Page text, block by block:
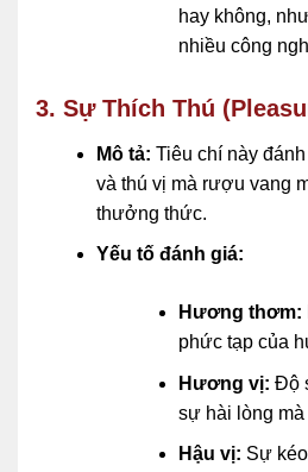
hay không,
nhiều công
3. Sự Thích Thú
Mô tả: Tiêu chí này
và thú vị mà rượu vang
thưởng thức.
Yếu tố đánh giá:
Hương thơm:
phức tạp của
Hương vị: Độ
sự hài lòng
Hậu vị: Sự